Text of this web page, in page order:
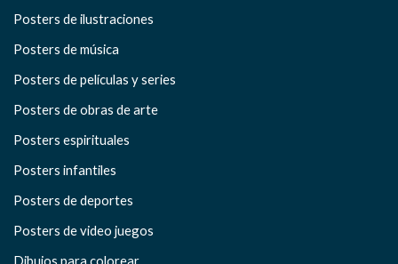
Posters de ilustraciones
Posters de música
Posters de películas y series
Posters de obras de arte
Posters espirituales
Posters infantiles
Posters de deportes
Posters de video juegos
Dibujos para colorear